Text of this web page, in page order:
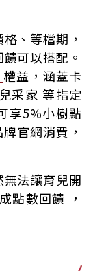
、等檔期，
可以搭配。
權益，涵蓋卡
采家 等指定
享5%小樹點
官網消費，
法讓育兒開
點數回饋 ，